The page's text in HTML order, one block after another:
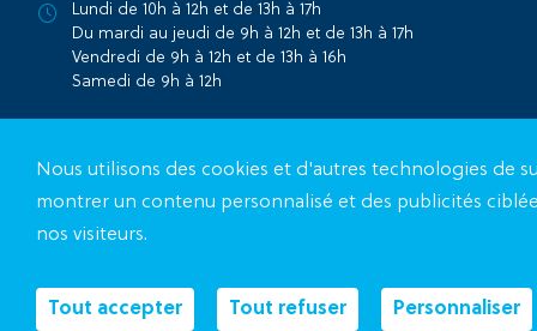
Lundi de 10h à 12h et de 13h à 17h
Du mardi au jeudi de 9h à 12h et de 13h à 17h
Vendredi de 9h à 12h et de 13h à 16h
Samedi de 9h à 12h
Contactez la mairie
Nous utilisons des cookies et d'autres technologies de
montrer un contenu personnalisé et des publicités
nos visiteurs.
Tout accepter Tout refuser Personnaliser